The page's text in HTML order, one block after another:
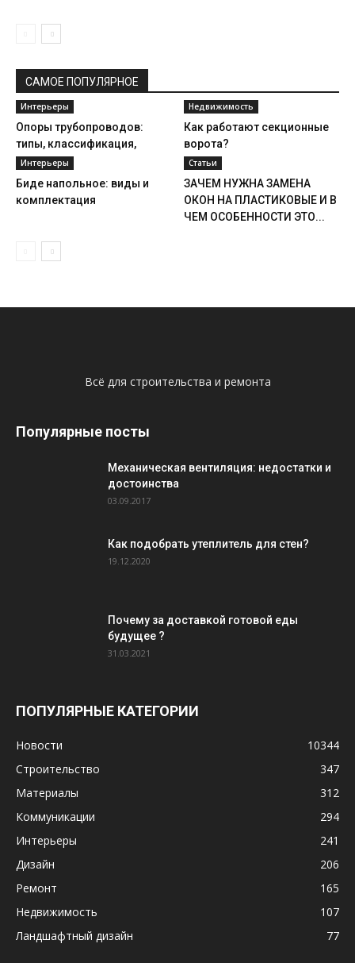
САМОЕ ПОПУЛЯРНОЕ
Интерьеры
Опоры трубопроводов:
типы, классификация,
монтаж
Недвижимость
Как работают секционные
ворота?
Интерьеры
Биде напольное: виды и
комплектация
Статьи
ЗАЧЕМ НУЖНА ЗАМЕНА
ОКОН НА ПЛАСТИКОВЫЕ И В
ЧЕМ ОСОБЕННОСТИ ЭТО...
Всё для строительства и ремонта
Популярные посты
Механическая вентиляция: недостатки и
достоинства
03.09.2017
Как подобрать утеплитель для стен?
19.12.2020
Почему за доставкой готовой еды
будущее ?
31.03.2021
ПОПУЛЯРНЫЕ КАТЕГОРИИ
Новости
10344
Строительство
347
Материалы
312
Коммуникации
294
Интерьеры
241
Дизайн
206
Ремонт
165
Недвижимость
107
Ландшафтный дизайн
77